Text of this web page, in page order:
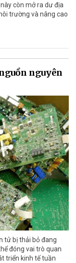
còn mở ra dư địa
trường và nâng cao
nguyên
tử bị thải bỏ đang
đóng vai trò quan
triển kinh tế tuần